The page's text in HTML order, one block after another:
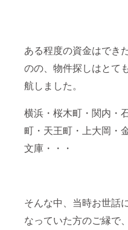
ある程度の資金はでき
のの、物件探しはとて
航しました。
横浜・桜木町・関内・
町・天王町・上大岡・
文庫・・・
そんな中、当時お世話
なっていた方のご縁で